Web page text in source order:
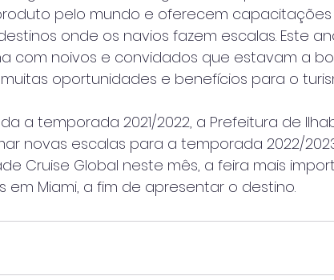
pelo mundo e oferecem
onde os navios fazem escalas. Este
com noivos e convidados que estavam a
oportunidades e benefícios para o
a temporada 2021/2022, a Prefeitura de
novas escalas para a temporada 2022/
Cruise Global neste mês, a feira mais
em Miami, a fim de apresentar o destino.